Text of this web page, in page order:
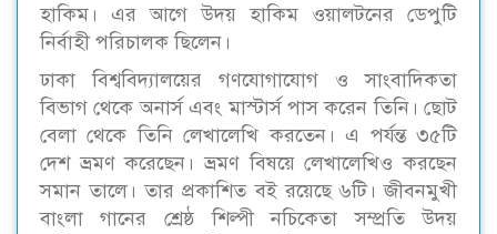
হাকিম। এর আগে উদয় হাকিম ওয়ালটনের ডেপুটি
নির্বাহী পরিচালক ছিলেন।
ঢাকা বিশ্ববিদ্যালয়ের গণযোগাযোগ ও সাংবাদিকতা
বিভাগ থেকে অনার্স এবং মাস্টার্স পাস করেন তিনি। ছোট
বেলা থেকে তিনি লেখালেখি করতেন। এ পর্যন্ত ৩৫টি
দেশ ভ্রমণ করেছেন। ভ্রমণ বিষয়ে লেখালেখিও করছেন
সমান তালে। তার প্রকাশিত বই রয়েছে ৬টি। জীবনমুখী
বাংলা গানের শ্রেষ্ঠ শিল্পী নচিকেতা সম্প্রতি উদয়